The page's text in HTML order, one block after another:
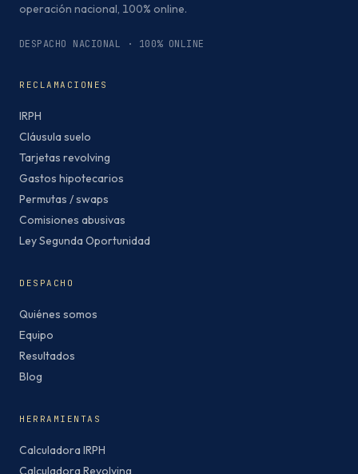
operación nacional, 100% online.
DESPACHO NACIONAL · 100% ONLINE
RECLAMACIONES
IRPH
Cláusula suelo
Tarjetas revolving
Gastos hipotecarios
Permutas / swaps
Comisiones abusivas
Ley Segunda Oportunidad
DESPACHO
Quiénes somos
Equipo
Resultados
Blog
HERRAMIENTAS
Calculadora IRPH
Calculadora Revolving